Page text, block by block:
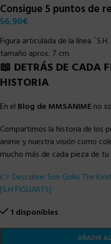
Consigue 5 puntos de
56,90€
Figura articulada de la línea
tamaño aprox. 7 cm.
📖 DETRÁS DE CADA
HISTORIA
En el Blog de MMSANIMEno
Compartimos la historia de los
anime y nuestra visión como
mucho más de cada pieza de
👉 Descubre: Son Goku The
[S.H FIGUARTS]
1 disponibles
AÑADIR